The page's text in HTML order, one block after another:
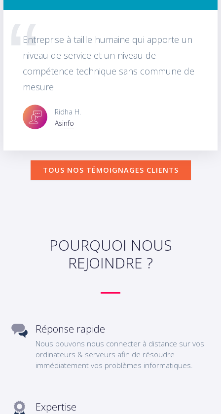
Entreprise à taille humaine qui apporte un
niveau de service et un niveau de
compétence technique sans commune de
mesure
Ridha H.
Asinfo
TOUS NOS TÉMOIGNAGES CLIENTS
POURQUOI NOUS
REJOINDRE ?
Réponse rapide
Nous pouvons nous connecter à distance sur vos
ordinateurs & serveurs afin de résoudre
immédiatement vos problèmes informatiques.
Expertise